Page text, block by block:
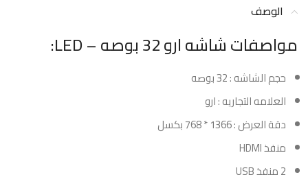
الوصف
مواصفات شاشه ارو 32 بوصه – LED:
حجم الشاشه : 32 بوصه
العلامه التجاريه : ارو
دقة العرض : 1366 * 768 بكسل
منفذ HDMI
2 منفذ USB